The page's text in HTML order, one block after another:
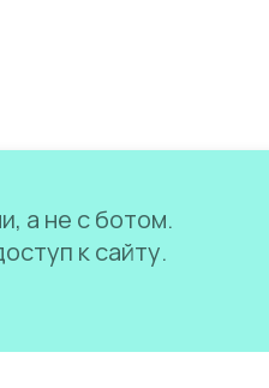
а не с ботом.
к сайту.